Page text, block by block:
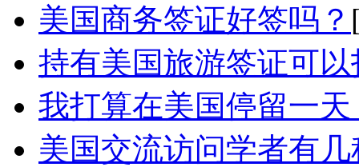
美国商务签证好签吗？
持有美国旅游签证可
我打算在美国停留一
美国交流访问学者有